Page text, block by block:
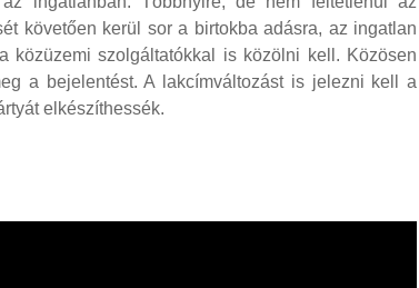
követően kerül sor a birtokba adásra, az ingatlan
közüzemi szolgáltatókkal is közölni kell. Közösen
a bejelentést. A lakcímváltozást is jelezni kell a
elkészíthessék.